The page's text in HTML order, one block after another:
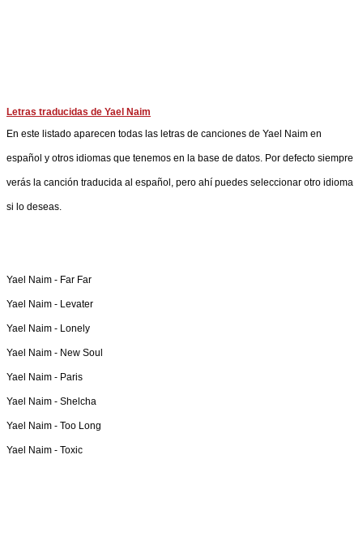
Letras traducidas de Yael Naim
En este listado aparecen todas las letras de canciones de Yael Naim en
español y otros idiomas que tenemos en la base de datos. Por defecto siempre
verás la canción traducida al español, pero ahí puedes seleccionar otro idioma
si lo deseas.
Yael Naim - Far Far
Yael Naim - Levater
Yael Naim - Lonely
Yael Naim - New Soul
Yael Naim - Paris
Yael Naim - Shelcha
Yael Naim - Too Long
Yael Naim - Toxic